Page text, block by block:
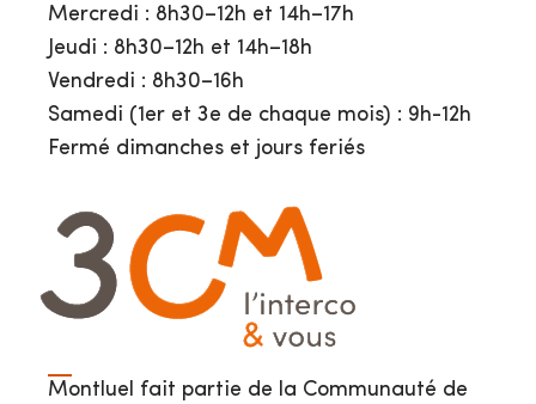
Mercredi : 8h30–12h et 14h–17h
Jeudi : 8h30–12h et 14h–18h
Vendredi : 8h30–16h
Samedi (1er et 3e de chaque mois) : 9h-12h
Fermé dimanches et jours feriés
Montluel fait partie de la Communauté de